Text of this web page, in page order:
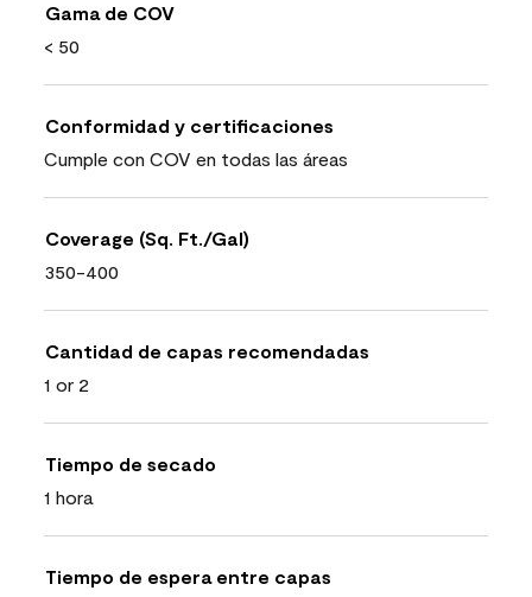
Gama de COV
< 50
Conformidad y certificaciones
Cumple con COV en todas las áreas
Coverage (Sq. Ft./Gal)
350-400
Cantidad de capas recomendadas
1 or 2
Tiempo de secado
1 hora
Tiempo de espera entre capas